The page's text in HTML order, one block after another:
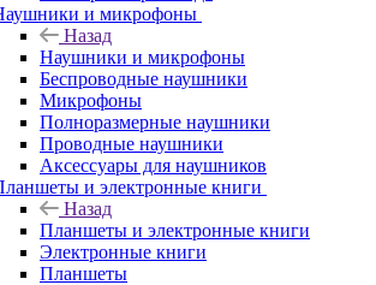
и микрофоны
Назад
Наушники и микрофоны
Беспроводные наушники
Микрофоны
Полноразмерные наушники
Проводные наушники
Аксессуары для наушников
и электронные книги
Назад
Планшеты и электронные книги
Электронные книги
Планшеты